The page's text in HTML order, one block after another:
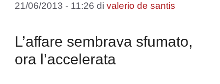
21/06/2013 - 11:26 di valerio de santis
L’affare sembrava sfumato,
ora l’accelerata